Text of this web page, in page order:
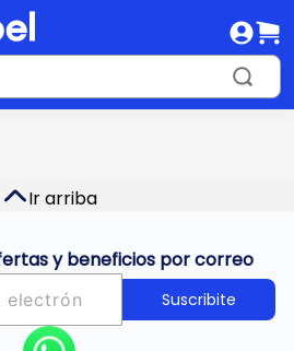
Ir arriba
y beneficios por correo
Suscribite